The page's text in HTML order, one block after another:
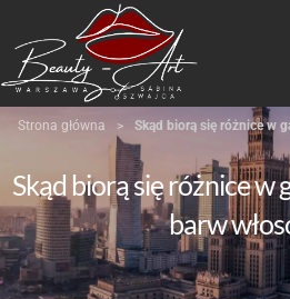
Strona główna > Skąd biorą się różnice w
Skąd biorą się różnice w
barw